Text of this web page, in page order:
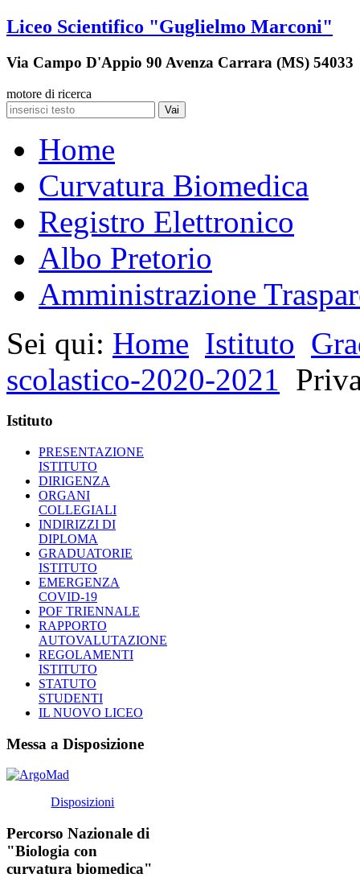
Liceo Scientifico "Guglielmo Marconi"
Via Campo D'Appio 90 Avenza Carrara (MS) 54033
motore di ricerca
Vai
Home
Curvatura Biomedica
Registro Elettronico
Albo Pretorio
Amministrazione
Sei qui: Home Istituto
scolastico-2020-2021
Istituto
PRESENTAZIONE
ISTITUTO
DIRIGENZA
ORGANI
COLLEGIALI
INDIRIZZI DI
DIPLOMA
GRADUATORIE
ISTITUTO
EMERGENZA
COVID-19
POF TRIENNALE
RAPPORTO
AUTOVALUTAZIONE
REGOLAMENTI
ISTITUTO
STATUTO
STUDENTI
IL NUOVO LICEO
Messa a Disposizione
Disposizioni
Percorso Nazionale di
"Biologia con
curvatura biomedica"